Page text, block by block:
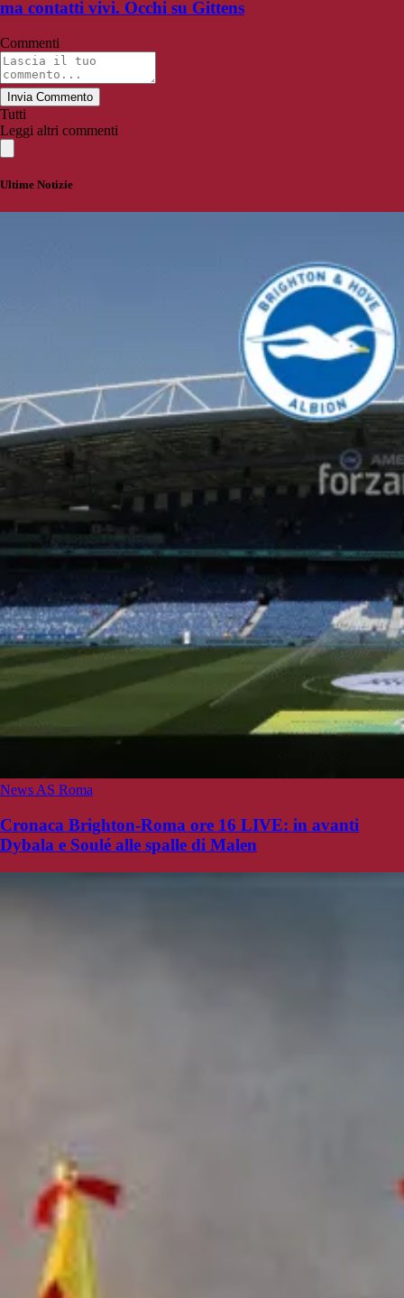
ma contatti vivi. Occhi su Gittens
Commenti
Invia Commento
Tutti
Leggi altri commenti
Ultime Notizie
News AS Roma
Cronaca Brighton-Roma ore 16 LIVE: in avanti
Dybala e Soulé alle spalle di Malen